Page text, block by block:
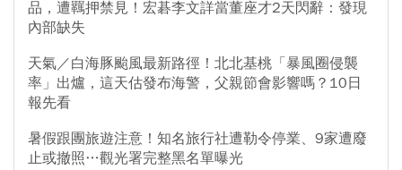
品，遭羈押禁見！宏碁李文詳當董座才2天閃辭：發現
內部缺失
天氣／白海豚颱風最新路徑！北北基桃「暴風圈侵襲
率」出爐，這天估發布海警，父親節會影響嗎？10日
報先看
暑假跟團旅遊注意！知名旅行社遭勒令停業、9家遭廢
止或撤照…觀光署完整黑名單曝光